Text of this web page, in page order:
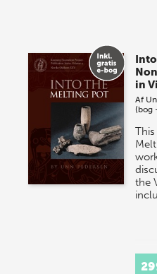
store sommer-lagersalg,
onsdag den 10. j…
in
Af
(bog
the